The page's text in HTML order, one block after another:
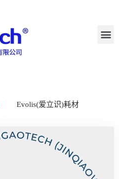
Evolis(爱立识)耗材